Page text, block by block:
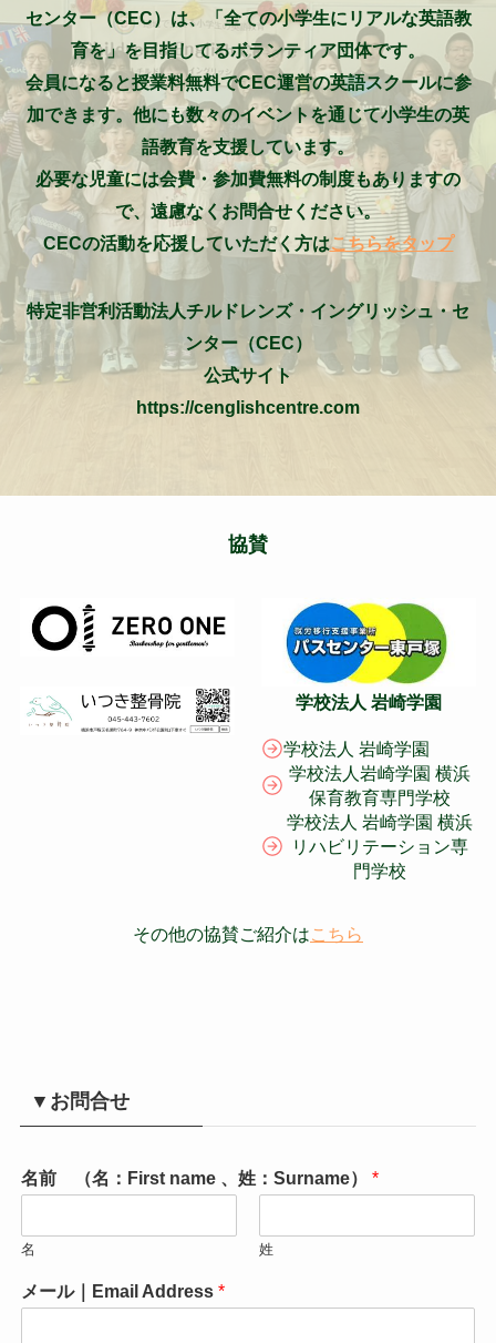
センター（CEC）は、「全ての小学生にリアルな英語教
育を」を目指してるボランティア団体です。
会員になると授業料無料でCEC運営の英語スクールに参
加できます。他にも数々のイベントを通じて小学生の英
語教育を支援しています。
必要な児童には会費・参加費無料の制度もありますの
で、遠慮なくお問合せください。
CECの活動を応援していただく方はこちらをタップ
特定非営利活動法人チルドレンズ・イングリッシュ・セ
ンター（CEC）
公式サイト
https://cenglishcentre.com
協賛
学校法人 岩崎学園
学校法人 岩崎学園
学校法人岩崎学園 横浜
保育教育専門学校
学校法人 岩崎学園 横浜
リハビリテーション専
門学校
その他の協賛ご紹介はこちら
▼お問合せ
名前 （名：First name 、姓：Surname） *
名 姓
メール｜Email Address *